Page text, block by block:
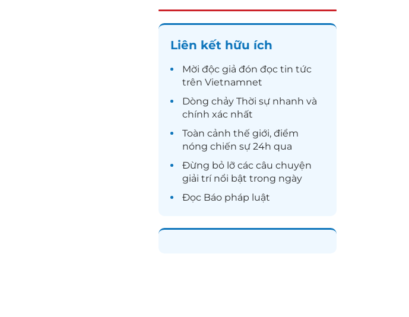
Liên kết hữu ích
Mời độc giả đón đọc tin tức
trên Vietnamnet
Dòng chảy Thời sự nhanh và
chính xác nhất
Toàn cảnh thế giới, điểm
nóng chiến sự 24h qua
Đừng bỏ lỡ các câu chuyện
giải trínổi bật trong ngày
Đọc Báo pháp luật